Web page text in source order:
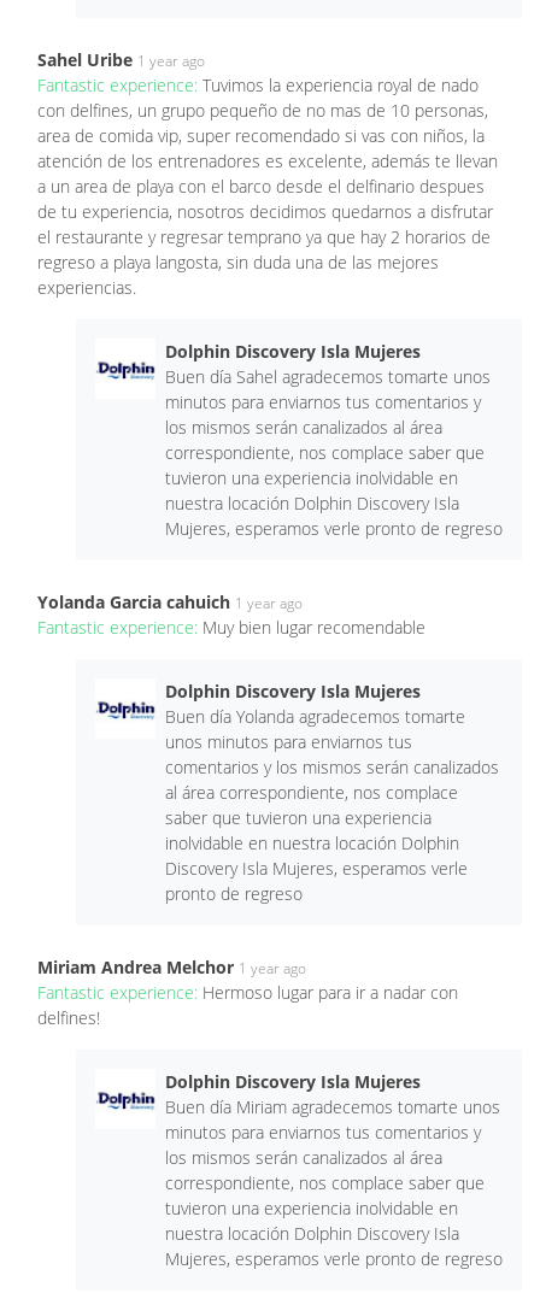
Sahel Uribe 1 year ago
Fantastic experience: Tuvimos la experiencia royal de nado
con delfines, un grupo pequeño de no mas de 10 personas,
area de comida vip, super recomendado si vas con niños, la
atención de los entrenadores es excelente, además te llevan
a un area de playa con el barco desde el delfinario despues
de tu experiencia, nosotros decidimos quedarnos a disfrutar
el restaurante y regresar temprano ya que hay 2 horarios de
regreso a playa langosta, sin duda una de las mejores
experiencias.
Dolphin Discovery Isla Mujeres
Buen día Sahel agradecemos tomarte unos
minutos para enviarnos tus comentarios y
los mismos serán canalizados al área
correspondiente, nos complace saber que
tuvieron una experiencia inolvidable en
nuestra locación Dolphin Discovery Isla
Mujeres, esperamos verle pronto de regreso
Yolanda Garcia cahuich 1 year ago
Fantastic experience: Muy bien lugar recomendable
Dolphin Discovery Isla Mujeres
Buen día Yolanda agradecemos tomarte
unos minutos para enviarnos tus
comentarios y los mismos serán canalizados
al área correspondiente, nos complace
saber que tuvieron una experiencia
inolvidable en nuestra locación Dolphin
Discovery Isla Mujeres, esperamos verle
pronto de regreso
Miriam Andrea Melchor 1 year ago
Fantastic experience: Hermoso lugar para ir a nadar con
delfines!
Dolphin Discovery Isla Mujeres
Buen día Miriam agradecemos tomarte unos
minutos para enviarnos tus comentarios y
los mismos serán canalizados al área
correspondiente, nos complace saber que
tuvieron una experiencia inolvidable en
nuestra locación Dolphin Discovery Isla
Mujeres, esperamos verle pronto de regreso